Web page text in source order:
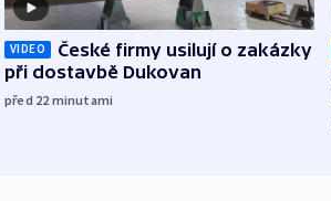
VIDEO
České firmy usilují o zakázky
při dostavbě Dukovan
před 22 minutami